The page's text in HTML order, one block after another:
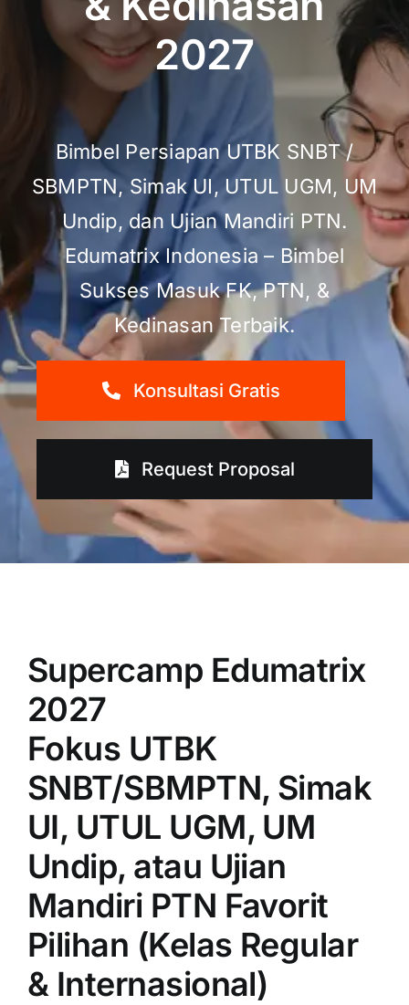
2027
Bimbel Persiapan UTBK SNBT /
SBMPTN, Simak UI, UTUL UGM, UM
Undip, dan Ujian Mandiri PTN.
Edumatrix Indonesia – Bimbel
Sukses Masuk FK, PTN, &
Kedinasan Terbaik.
Konsultasi Gratis
Request Proposal
Supercamp Edumatrix
2027
Fokus UTBK
SNBT/SBMPTN, Simak
UI, UTUL UGM, UM
Undip, atau Ujian
Mandiri PTN Favorit
Pilihan (Kelas Regular
& Internasional)